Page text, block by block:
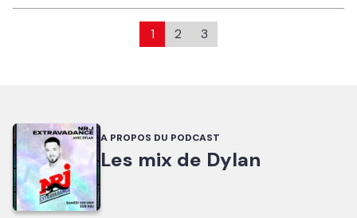
1 2 3
A PROPOS DU PODCAST
Les mix de Dylan